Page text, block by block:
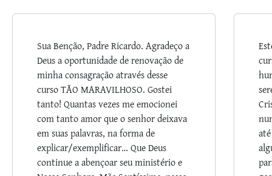
Sua Benção, Padre Ricardo. Agradeço a
Deus a oportunidade de renovação de
minha consagração através desse
curso TÃO MARAVILHOSO. Gostei
tanto! Quantas vezes me emocionei
com tanto amor que o senhor deixava
em suas palavras, na forma de
explicar/exemplificar… Que Deus
continue a abençoar seu ministério e